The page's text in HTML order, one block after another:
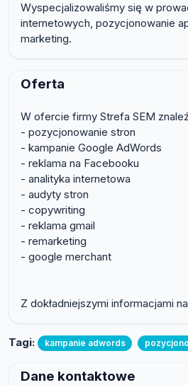
Wyspecjalizowaliśmy się w
internetowych, pozycjonowanie
marketing.
Oferta
W ofercie firmy Strefa SEM
- pozycjonowanie stron
- kampanie Google AdWords
- reklama na Facebooku
- analityka internetowa
- audyty stron
- copywriting
- reklama gmail
- remarketing
- google merchant
Z dokładniejszymi informacjami
Tagi: kampanie adwords
Dane kontaktowe